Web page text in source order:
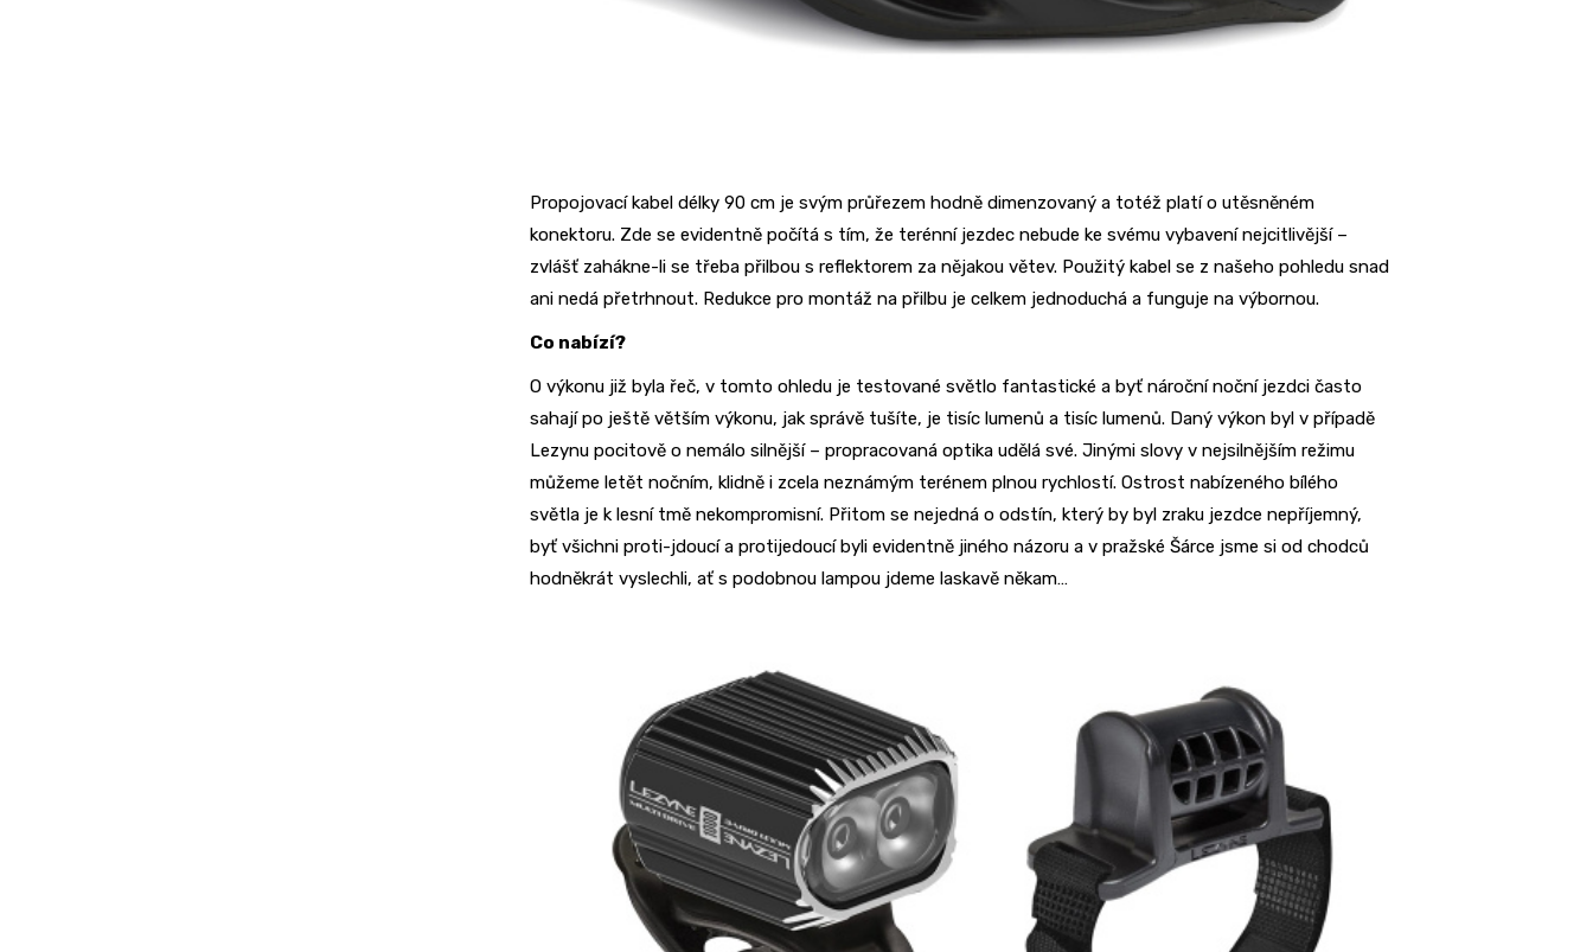
Propojovací kabel délky 90 cm je svým průřezem hodně dimenzovaný a totéž platí o utěsněném
konektoru. Zde se evidentně počítá s tím, že terénní jezdec nebude ke svému vybavení nejcitlivější –
zvlášť zahákne-li se třeba přilbou s reflektorem za nějakou větev. Použitý kabel se z našeho pohledu snad
ani nedá přetrhnout. Redukce pro montáž na přilbu je celkem jednoduchá a funguje na výbornou.
Co nabízí?
O výkonu již byla řeč, v tomto ohledu je testované světlo fantastické a byť nároční noční jezdci často
sahají po ještě větším výkonu, jak správě tušíte, je tisíc lumenů a tisíc lumenů. Daný výkon byl v případě
Lezynu pocitově o nemálo silnější – propracovaná optika udělá své. Jinými slovy v nejsilnějším režimu
můžeme letět nočním, klidně i zcela neznámým terénem plnou rychlostí. Ostrost nabízeného bílého
světla je k lesní tmě nekompromisní. Přitom se nejedná o odstín, který by byl zraku jezdce nepříjemný,
byť všichni proti-jdoucí a protijedoucí byli evidentně jiného názoru a v pražské Šárce jsme si od chodců
hodněkrát vyslechli, ať s podobnou lampou jdeme laskavě někam…